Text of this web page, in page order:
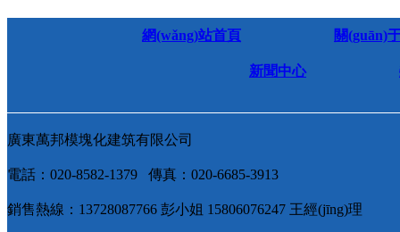
網(wǎng)站首頁 關(guān)
新聞中心
廣東萬邦模塊化建筑有限公司
電話：020-8582-1379 傳真：020-6685-3913
銷售熱線：13728087766 彭小姐 15806076247 王經(jīng)理